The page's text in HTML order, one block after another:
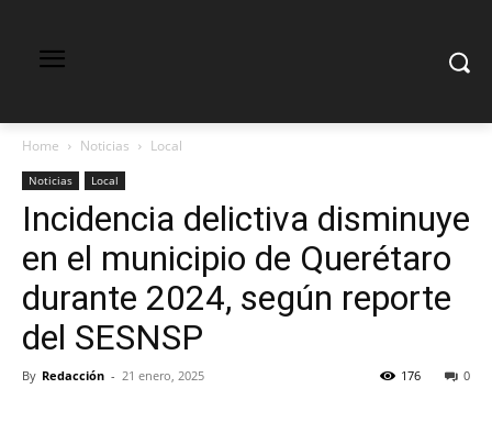
Home Noticias Local
Noticias Local
Incidencia delictiva disminuye
en el municipio de Querétaro
durante 2024, según reporte
del SESNSP
By Redacción - 21 enero, 2025 0
176